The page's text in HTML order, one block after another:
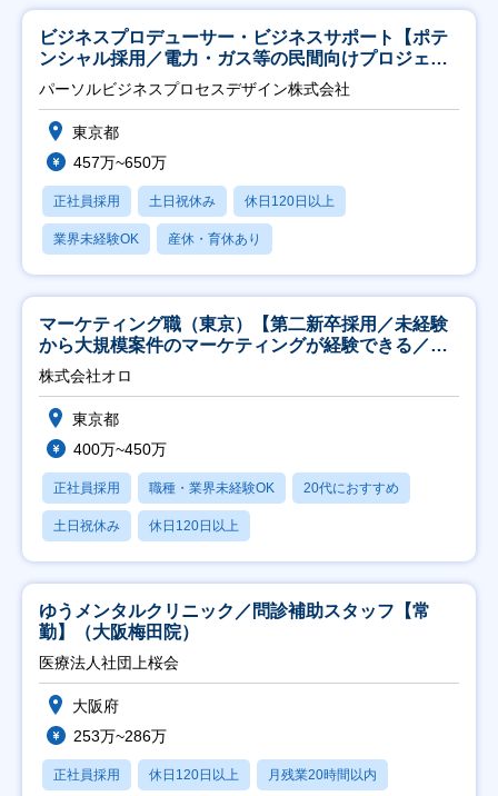
ビジネスプロデューサー・ビジネスサポート【ポテ
ンシャル採用／電力・ガス等の民間向けプロジェク
ト推進】
パーソルビジネスプロセスデザイン株式会社
東京都
457万~650万
正社員採用 土日祝休み 休日120日以上
業界未経験OK 産休・育休あり
マーケティング職（東京）【第二新卒採用／未経験
から大規模案件のマーケティングが経験できる／研
修充実】
株式会社オロ
東京都
400万~450万
正社員採用 職種・業界未経験OK 20代におすすめ
土日祝休み 休日120日以上
ゆうメンタルクリニック／問診補助スタッフ【常
勤】（大阪梅田院）
医療法人社団上桜会
大阪府
253万~286万
正社員採用 休日120日以上 月残業20時間以内